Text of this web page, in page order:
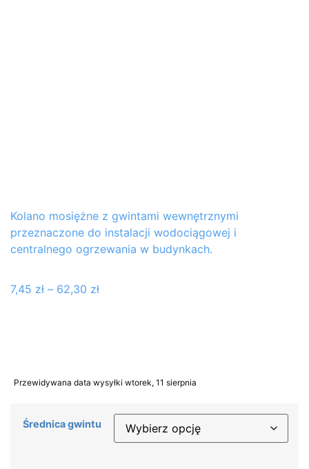
Kolano mosiężne z gwintami wewnętrznymi
przeznaczone do instalacji wodociągowej i
centralnego ogrzewania w budynkach.
7,45 zł – 62,30 zł
Przewidywana data wysyłki wtorek, 11 sierpnia
Średnica gwintu